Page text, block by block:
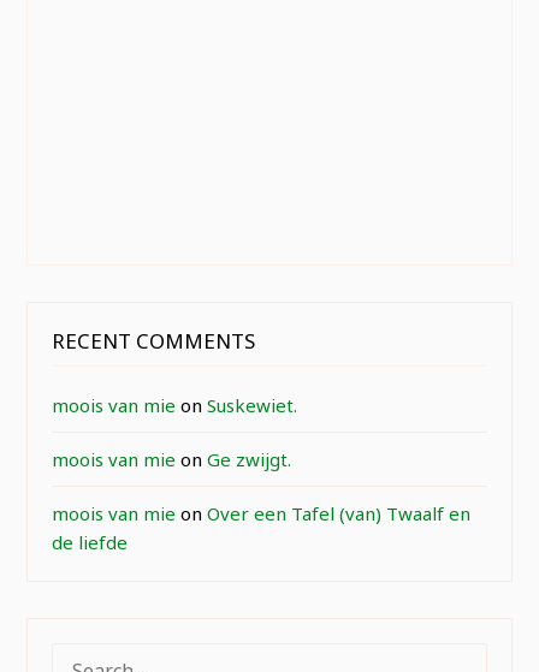
RECENT COMMENTS
moois van mie onSuskewiet.
moois van mie onGe zwijgt.
moois van mie onOver een Tafel (van) Twaalf en
de liefde